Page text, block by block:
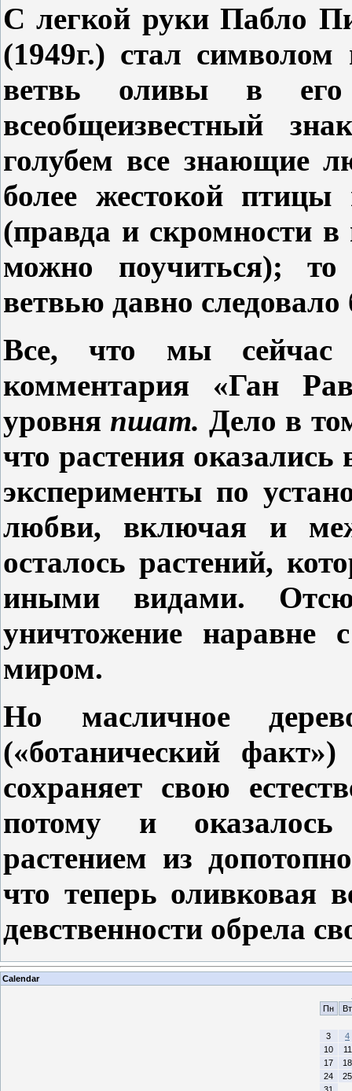
С легкой руки Пабло
(1949г.) стал
ветвь оливы в его
всеобщеизвестный
голубем все знающие
более жестокой
(правда и скромности в
можно поучиться);
ветвью давно
Все, что мы сейчас
комментария «Ган
уровня пшат. Дело в
что растения оказались
эксперименты по
любви, включая и
осталось растений,
иными видами.
уничтожение наравне
миром.
Но масличное
(«ботанический
сохраняет свою
потому и оказалось
растением из
что теперь оливковая
девственности обрела
Calendar
Пн
Вт
3
4
10
11
17
18
24
25